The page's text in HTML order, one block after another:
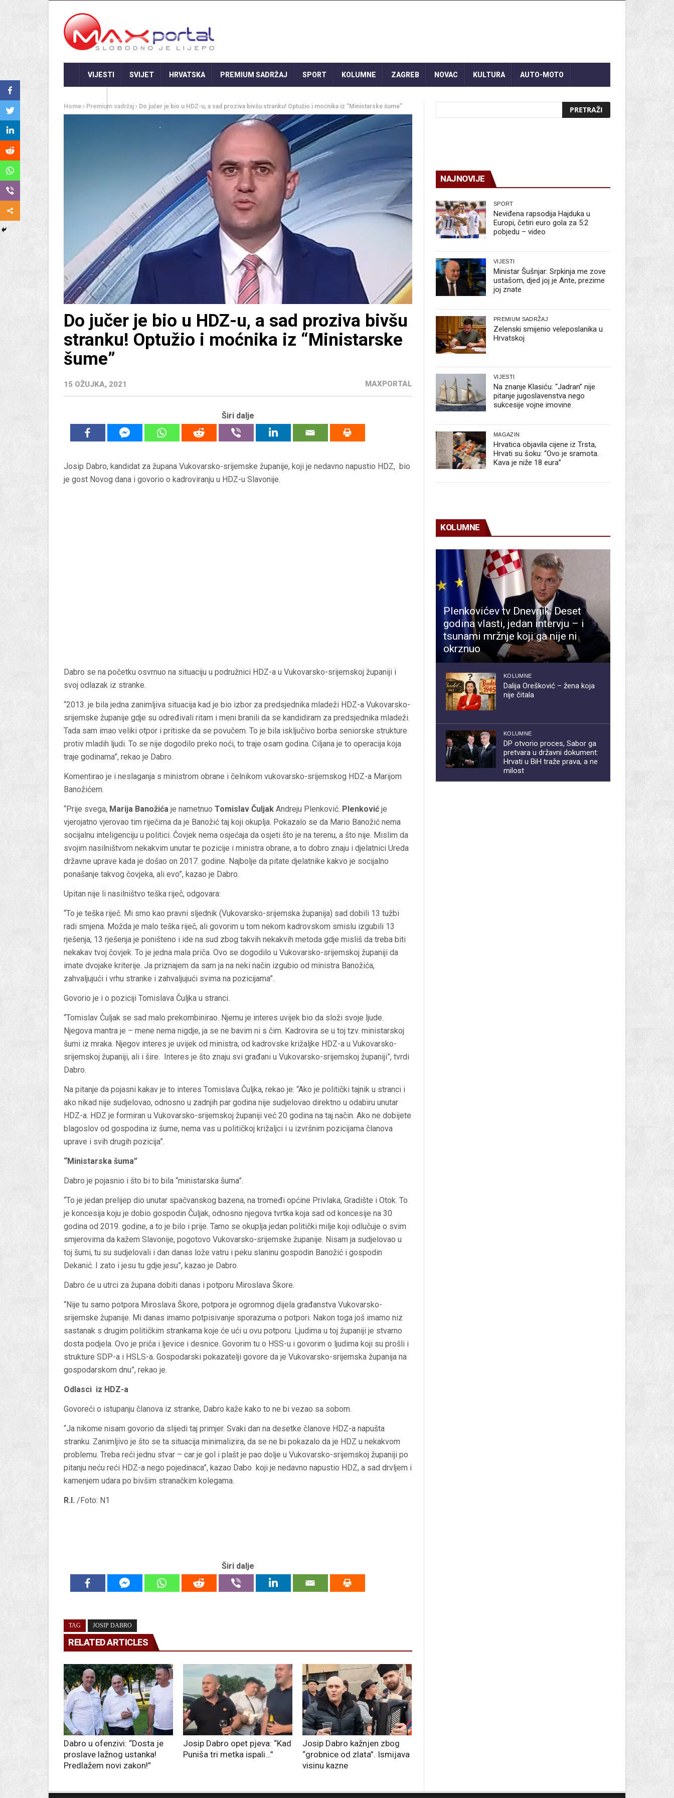
VIJESTI SVIJET HRVATSKA PREMIUM SADRŽAJ SPORT KOLUMNE ZAGREB NOVAC KULTURA AUTO-MOTO
Home Premium sadržaj Do jučer je bio u HDZ-u, a sad proziva bivšu stranku! Optužio i moćnika iz “Ministarske šume”
Do jučer je bio u HDZ-u, a sad proziva bivšu
stranku! Optužio i moćnika iz “Ministarske
šume”
15 OŽUJKA, 2021 MAXPORTAL
Širi dalje
Josip Dabro, kandidat za župana Vukovarsko-srijemske županije, koji je nedavno napustio HDZ, bio
je gost Novog dana i govorio o kadroviranju u HDZ-u Slavonije.
Dabro se na početku osvrnuo na situaciju u podružnici HDZ-a u Vukovarsko-srijemskoj županiji i
svoj odlazak iz stranke.
“2013. je bila jedna zanimljiva situacija kad je bio izbor za predsjednika mladeži HDZ-a Vukovarsko-
srijemske županije gdje su određivali ritam i meni branili da se kandidiram za predsjednika mladeži.
Tada sam imao veliki otpor i pritiske da se povučem. To je bila isključivo borba seniorske strukture
protiv mladih ljudi. To se nije dogodilo preko noći, to traje osam godina. Ciljana je to operacija koja
traje godinama”, rekao je Dabro.
Komentirao je i neslaganja s ministrom obrane i čelnikom vukovarsko-srijemskog HDZ-a Marijom
Banožićem.
“Prije svega, Marija Banožića je nametnuo Tomislav Čuljak Andreju Plenković. Plenković je
vjerojatno vjerovao tim riječima da je Banožić taj koji okuplja. Pokazalo se da Mario Banožić nema
socijalnu inteligenciju u politici. Čovjek nema osjećaja da osjeti što je na terenu, a što nije. Mislim da
svojim nasilništvom nekakvim unutar te pozicije i ministra obrane, a to dobro znaju i djelatnici Ureda
državne uprave kada je došao on 2017. godine. Najbolje da pitate djelatnike kakvo je socijalno
ponašanje takvog čovjeka, ali evo”, kazao je Dabro.
Upitan nije li nasilništvo teška riječ, odgovara:
“To je teška riječ. Mi smo kao pravni sljednik (Vukovarsko-srijemska županija) sad dobili 13 tužbi
radi smjena. Možda je malo teška riječ, ali govorim u tom nekom kadrovskom smislu izgubili 13
rješenja, 13 rješenja je poništeno i ide na sud zbog takvih nekakvih metoda gdje misliš da treba biti
nekakav tvoj čovjek. To je jedna mala priča. Ovo se dogodilo u Vukovarsko-srijemskoj županiji da
imate dvojake kriterije. Ja priznajem da sam ja na neki način izgubio od ministra Banožića,
zahvaljujući i vrhu stranke i zahvaljujući svima na pozicijama”.
Govorio je i o poziciji Tomislava Čuljka u stranci.
“Tomislav Čuljak se sad malo prekombinirao. Njemu je interes uvijek bio da složi svoje ljude.
Njegova mantra je – mene nema nigdje, ja se ne bavim ni s čim. Kadrovira se u toj tzv. ministarskoj
šumi iz mraka. Njegov interes je uvijek od ministra, od kadrovske križaljke HDZ-a u Vukovarsko-
srijemskoj županiji, ali i šire. Interes je što znaju svi građani u Vukovarsko-srijemskoj županiji”, tvrdi
Dabro.
Na pitanje da pojasni kakav je to interes Tomislava Čuljka, rekao je: “Ako je politički tajnik u stranci i
ako nikad nije sudjelovao, odnosno u zadnjih par godina nije sudjelovao direktno u odabiru unutar
HDZ-a. HDZ je formiran u Vukovarsko-srijemskoj županiji već 20 godina na taj način. Ako ne dobijete
blagoslov od gospodina iz šume, nema vas u političkoj križaljci i u izvršnim pozicijama članova
uprave i svih drugih pozicija”.
“Ministarska šuma”
Dabro je pojasnio i što bi to bila “ministarska šuma”.
“To je jedan prelijep dio unutar spačvanskog bazena, na tromeđi općine Privlaka, Gradište i Otok. To
je koncesija koju je dobio gospodin Čuljak, odnosno njegova tvrtka koja sad od koncesije na 30
godina od 2019. godine, a to je bilo i prije. Tamo se okuplja jedan politički milje koji odlučuje o svim
smjerovima da kažem Slavonije, pogotovo Vukovarsko-srijemske županije. Nisam ja sudjelovao u
toj šumi, tu su sudjelovali i dan danas lože vatru i peku slaninu gospodin Banožić i gospodin
Dekanić. I zato i jesu tu gdje jesu”, kazao je Dabro.
Dabro će u utrci za župana dobiti danas i potporu Miroslava Škore.
“Nije tu samo potpora Miroslava Škore, potpora je ogromnog dijela građanstva Vukovarsko-
srijemske županije. Mi danas imamo potpisivanje sporazuma o potpori. Nakon toga još imamo niz
sastanak s drugim političkim strankama koje će ući u ovu potporu. Ljudima u toj županiji je stvarno
dosta podjela. Ovo je priča i ljevice i desnice. Govorim tu o HSS-u i govorim o ljudima koji su prošli i
strukture SDP-a i HSLS-a. Gospodarski pokazatelji govore da je Vukovarsko-srijemska županija na
gospodarskom dnu”, rekao je.
Odlasci iz HDZ-a
Govoreći o istupanju članova iz stranke, Dabro kaže kako to ne bi vezao sa sobom.
“Ja nikome nisam govorio da slijedi taj primjer. Svaki dan na desetke članove HDZ-a napušta
stranku. Zanimljivo je što se ta situacija minimalizira, da se ne bi pokazalo da je HDZ u nekakvom
problemu. Treba reći jednu stvar – car je gol i plašt je pao dolje u Vukovarsko-srijemskoj županiji po
pitanju neću reći HDZ-a nego pojedinaca”, kazao Dabo koji je nedavno napustio HDZ, a sad drvljem i
kamenjem udara po bivšim stranačkim kolegama.
R.I. /Foto: N1
Širi dalje
TAG JOSIP DABRO
RELATED ARTICLES
Dabro u ofenzivi: “Dosta je
proslave lažnog ustanka!
Predlažem novi zakon!”
Josip Dabro opet pjeva: “Kad
Puniša tri metka ispali…”
Josip Dabro kažnjen zbog
“grobnice od zlata”. Ismijava
visinu kazne
NAJNOVIJE
SPORT
Neviđena rapsodija Hajduka u
Europi, četiri euro gola za 5:2
pobjedu – video
VIJESTI
Ministar Šušnjar: Srpkinja me zove
ustašom, djed joj je Ante, prezime
joj znate
PREMIUM SADRŽAJ
Zelenski smijenio veleposlanika u
Hrvatskoj
VIJESTI
Na znanje Klasiću: “Jadran” nije
pitanje jugoslavenstva nego
sukcesije vojne imovine
MAGAZIN
Hrvatica objavila cijene iz Trsta,
Hrvati su šoku: “Ovo je sramota.
Kava je niže 18 eura”
KOLUMNE
Plenkovićev tv Dnevnik: Deset
godina vlasti, jedan intervju – i
tsunami mržnje koji ga nije ni
okrznuo
KOLUMNE
Dalija Orešković – žena koja
nije čitala
KOLUMNE
DP otvorio proces, Sabor ga
pretvara u državni dokument:
Hrvati u BiH traže prava, a ne
milost